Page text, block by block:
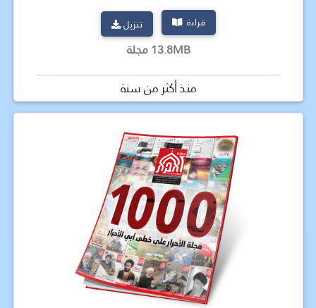
قراءة تنزيل
13.8MB مجلة
منذ أكثر من سنة